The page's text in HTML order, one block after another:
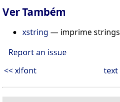
Ver Também
xstring — imprime strings
Report an issue
<< xlfont
text